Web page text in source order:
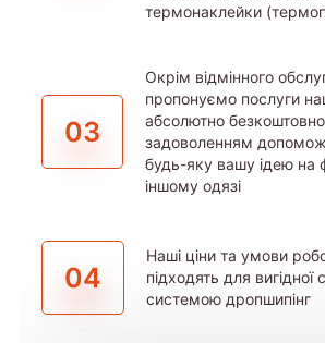
термонаклейки
03
Окрім відмінного
пропонуємо послуги
абсолютно
задоволенням
будь-яку вашу ідею на
іншому одязі
04
Наші ціни та умови
підходять для вигідної
системою дропшипінг